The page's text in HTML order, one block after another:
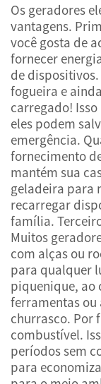
Os geradores
vantagens.
você gosta de
fornecer
de
fogueira e
carregado!
eles podem
emergência.
fornecimento
mantém sua
geladeira para
recarregar
família.
Muitos
com alças ou
para qualquer
piquenique, ao
ferramentas ou
churrasco. Por
combustível.
períodos sem
para